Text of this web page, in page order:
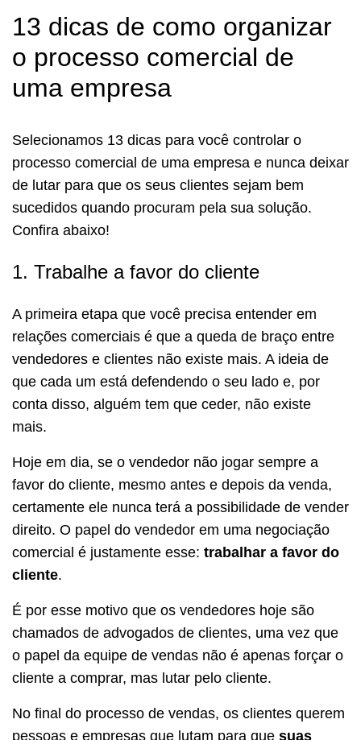
13 dicas de como organizar
o processo comercial de
uma empresa
Selecionamos 13 dicas para você controlar o
processo comercial de uma empresa e nunca deixar
de lutar para que os seus clientes sejam bem
sucedidos quando procuram pela sua solução.
Confira abaixo!
1. Trabalhe a favor do cliente
A primeira etapa que você precisa entender em
relações comerciais é que a queda de braço entre
vendedores e clientes não existe mais. A ideia de
que cada um está defendendo o seu lado e, por
conta disso, alguém tem que ceder, não existe
mais.
Hoje em dia, se o vendedor não jogar sempre a
favor do cliente, mesmo antes e depois da venda,
certamente ele nunca terá a possibilidade de vender
direito. O papel do vendedor em uma negociação
comercial é justamente esse: trabalhar a favor do
cliente.
É por esse motivo que os vendedores hoje são
chamados de advogados de clientes, uma vez que
o papel da equipe de vendas não é apenas forçar o
cliente a comprar, mas lutar pelo cliente.
No final do processo de vendas, os clientes querem
pessoas e empresas que lutam para que suas